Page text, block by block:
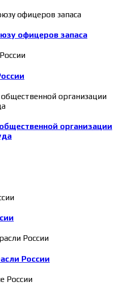
офицеров запаса
организации
России